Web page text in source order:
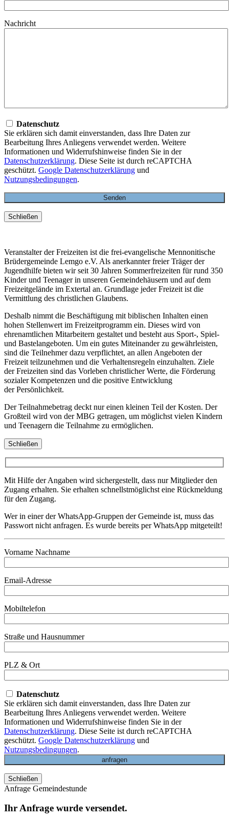
Nachricht
Datenschutz
Sie erklären sich damit einverstanden, dass Ihre Daten zur
Bearbeitung Ihres Anliegens verwendet werden. Weitere
Informationen und Widerrufshinweise finden Sie in der
Datenschutzerklärung. Diese Seite ist durch reCAPTCHA
geschützt. Google Datenschutzerklärung und
Nutzungsbedingungen.
Schließen
Veranstalter der Freizeiten ist die frei-evangelische Mennonitische
Brüdergemeinde Lemgo e.V. Als anerkannter freier Träger der
Jugendhilfe bieten wir seit 30 Jahren Sommerfreizeiten für rund 350
Kinder und Teenager in unseren Gemeindehäusern und auf dem
Freizeitgelände im Extertal an. Grundlage jeder Freizeit ist die
Vermittlung des christlichen Glaubens.
Deshalb nimmt die Beschäftigung mit biblischen Inhalten einen
hohen Stellenwert im Freizeitprogramm ein. Dieses wird von
ehrenamtlichen Mitarbeitern gestaltet und besteht aus Sport-, Spiel-
und Bastelangeboten. Um ein gutes Miteinander zu gewährleisten,
sind die Teilnehmer dazu verpflichtet, an allen Angeboten der
Freizeit teilzunehmen und die Verhaltensregeln einzuhalten. Ziele
der Freizeiten sind das Vorleben christlicher Werte, die Förderung
sozialer Kompetenzen und die positive Entwicklung
der Persönlichkeit.
Der Teilnahmebetrag deckt nur einen kleinen Teil der Kosten. Der
Großteil wird von der MBG getragen, um möglichst vielen Kindern
und Teenagern die Teilnahme zu ermöglichen.
Schließen
Mit Hilfe der Angaben wird sichergestellt, dass nur Mitglieder den
Zugang erhalten. Sie erhalten schnellstmöglichst eine Rückmeldung
für den Zugang.
Wer in einer der WhatsApp-Gruppen der Gemeinde ist, muss das
Passwort nicht anfragen. Es wurde bereits per WhatsApp mitgeteilt!
Vorname Nachname
Email-Adresse
Mobiltelefon
Straße und Hausnummer
PLZ & Ort
Datenschutz
Sie erklären sich damit einverstanden, dass Ihre Daten zur
Bearbeitung Ihres Anliegens verwendet werden. Weitere
Informationen und Widerrufshinweise finden Sie in der
Datenschutzerklärung. Diese Seite ist durch reCAPTCHA
geschützt. Google Datenschutzerklärung und
Nutzungsbedingungen.
Schließen
Anfrage Gemeindestunde
Ihr Anfrage wurde versendet.